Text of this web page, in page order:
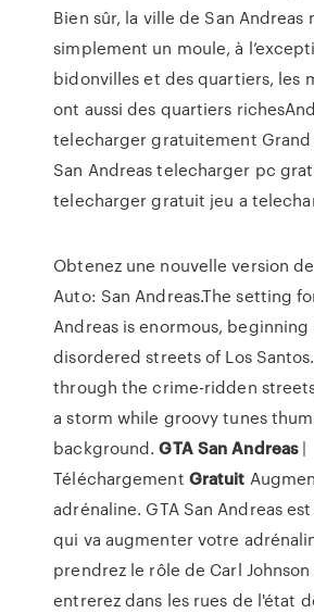
Bien sûr, la ville de San Andreas
simplement un moule, à
bidonvilles et des quartiers, les
ont aussi des quartiers
telecharger gratuitement Grand
San Andreas telecharger pc
telecharger gratuit jeu a
Obtenez une nouvelle version
Auto: San Andreas.The setting
Andreas is enormous, beginning
disordered streets of Los
through the crime-ridden
a storm while groovy tunes
background.GTA San Andreas|
Téléchargement Gratuit
adrénaline. GTA San Andreas
qui va augmenter votre
prendrez le rôle de Carl
entrerez dans les rues de l'état